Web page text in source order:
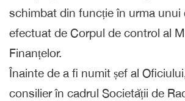
schimbat din funcție în urma unui
efectuat de Corpul de control al
Finanțelor.
Înainte de a fi numit șef al
consilier în cadrul Societății de